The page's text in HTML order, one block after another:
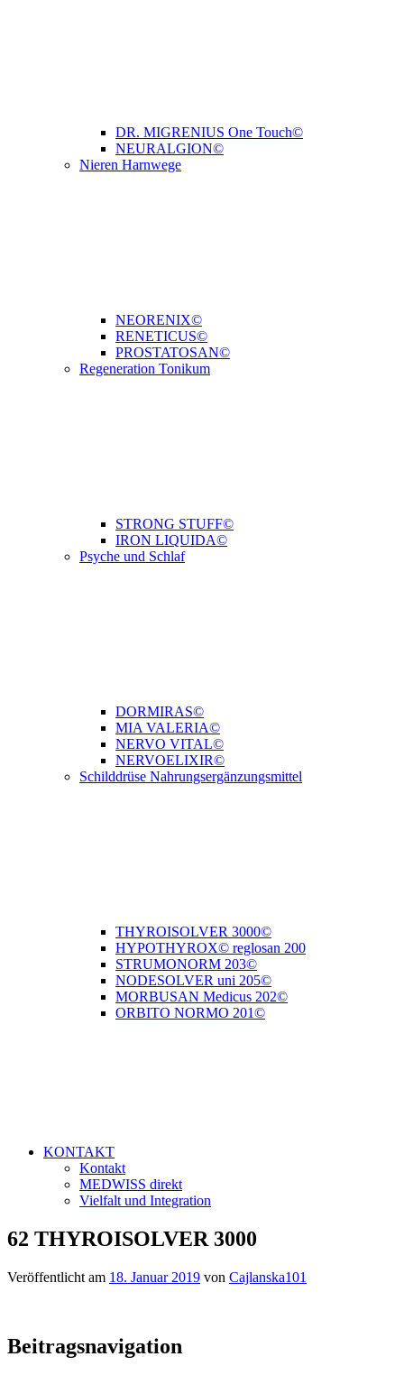
DR. MIGRENIUS One Touch©
NEURALGION©
Nieren Harnwege
NEORENIX©
RENETICUS©
PROSTATOSAN©
Regeneration Tonikum
STRONG STUFF©
IRON LIQUIDA©
Psyche und Schlaf
DORMIRAS©
MIA VALERIA©
NERVO VITAL©
NERVOELIXIR©
Schilddrüse Nahrungsergänzungsmittel
THYROISOLVER 3000©
HYPOTHYROX© reglosan 200
STRUMONORM 203©
NODESOLVER uni 205©
MORBUSAN Medicus 202©
ORBITO NORMO 201©
KONTAKT
Kontakt
MEDWISS direkt
Vielfalt und Integration
62 THYROISOLVER 3000
Veröffentlicht am 18. Januar 2019 von Cajlanska101
Beitragsnavigation